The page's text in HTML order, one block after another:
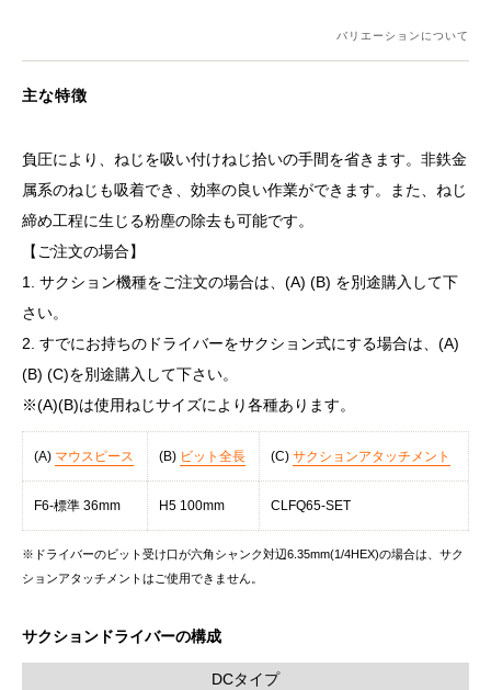
バリエーションについて
主な特徴
負圧により、ねじを吸い付けねじ拾いの手間を省きます。非鉄金
属系のねじも吸着でき、効率の良い作業ができます。また、ねじ
締め工程に生じる粉塵の除去も可能です。
【ご注文の場合】
1. サクション機種をご注文の場合は、(A) (B) を別途購入して下
さい。
2. すでにお持ちのドライバーをサクション式にする場合は、(A)
(B) (C)を別途購入して下さい。
※(A)(B)は使用ねじサイズにより各種あります。
(A) マウスピース (B) ビット全長 (C) サクションアタッチメント
F6-標準 36mm H5 100mm CLFQ65-SET
※ドライバーのビット受け口が六角シャンク対辺6.35mm(1/4HEX)の場合は、サク
ションアタッチメントはご使用できません。
サクションドライバーの構成
DCタイプ